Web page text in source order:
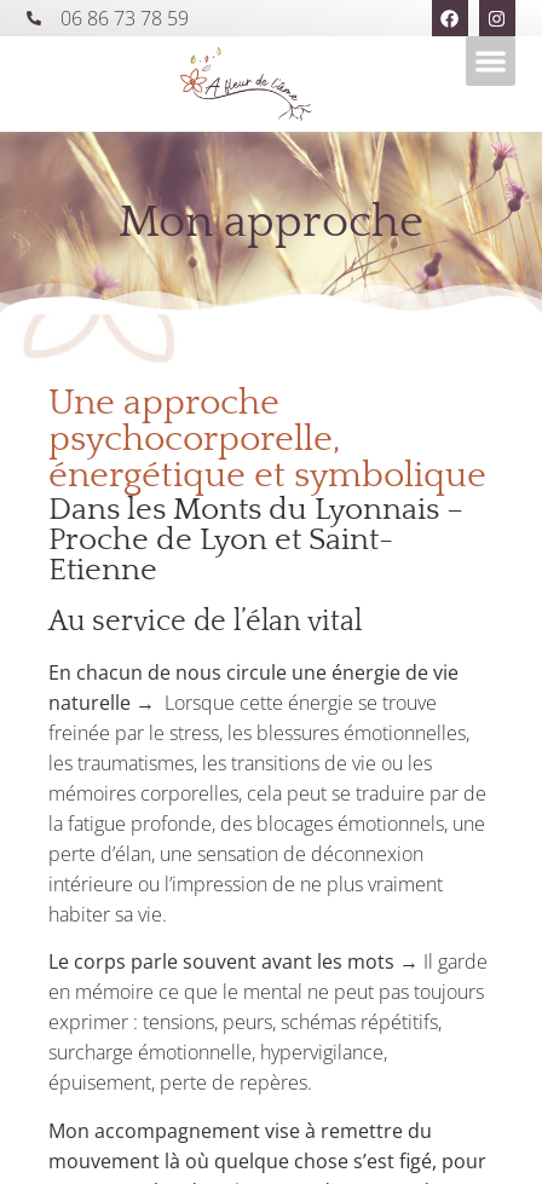
06 86 73 78 59
Mon approche
Une approche
psychocorporelle,
énergétique et symbolique
Dans les Monts du Lyonnais –
Proche de Lyon et Saint-
Etienne
Au service de l’élan vital
En chacun de nous circule une énergie de vie
naturelle → Lorsque cette énergie se trouve
freinée par le stress, les blessures émotionnelles,
les traumatismes, les transitions de vie ou les
mémoires corporelles, cela peut se traduire par de
la fatigue profonde, des blocages émotionnels, une
perte d’élan, une sensation de déconnexion
intérieure ou l’impression de ne plus vraiment
habiter sa vie.
Le corps parle souvent avant les mots → Il garde
en mémoire ce que le mental ne peut pas toujours
exprimer : tensions, peurs, schémas répétitifs,
surcharge émotionnelle, hypervigilance,
épuisement, perte de repères.
Mon accompagnement vise à remettre du
mouvement là où quelque chose s’est figé, pour